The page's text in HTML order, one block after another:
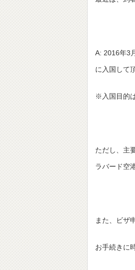
A: 2016年3
に入国して
※入国目的
ただし、主
ラバード空
また、ビザ
お手続きに